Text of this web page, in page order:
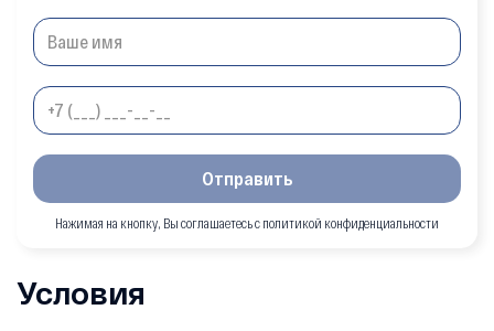
Отправить
Нажимая на кнопку, Вы соглашаетесь с политикой конфиденциальности
Условия